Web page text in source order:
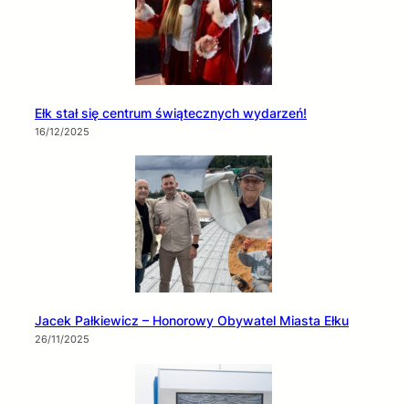
Ełk stał się centrum świątecznych wydarzeń!
16/12/2025
Jacek Pałkiewicz – Honorowy Obywatel Miasta Ełku
26/11/2025